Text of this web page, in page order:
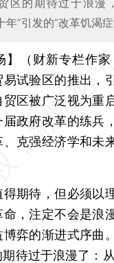
区的期待过于浪漫
年”引发的“改革饥渴症
】（财新专栏作家
易试验区的推出，
区被广泛视为重
政府改革的练兵
、克强经济学和未
待，但必须以
，注定不会是浪
弈的渐进式序曲
待过于浪漫了：